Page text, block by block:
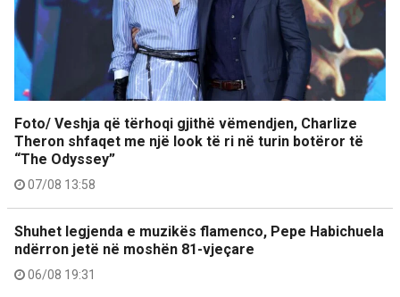
Foto/ Veshja që tërhoqi gjithë vëmendjen, Charlize
Theron shfaqet me një look të ri në turin botëror të
“The Odyssey”
07/08 13:58
Shuhet legjenda e muzikës flamenco, Pepe Habichuela
ndërron jetë në moshën 81-vjeçare
06/08 19:31